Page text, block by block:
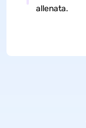
allenata.